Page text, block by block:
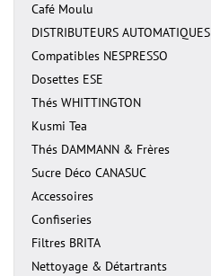
Café Moulu
DISTRIBUTEURS AUTOMATIQUES
Compatibles NESPRESSO
Dosettes ESE
Thés WHITTINGTON
Kusmi Tea
Thés DAMMANN & Frères
Sucre Déco CANASUC
Accessoires
Confiseries
Filtres BRITA
Nettoyage & Détartrants